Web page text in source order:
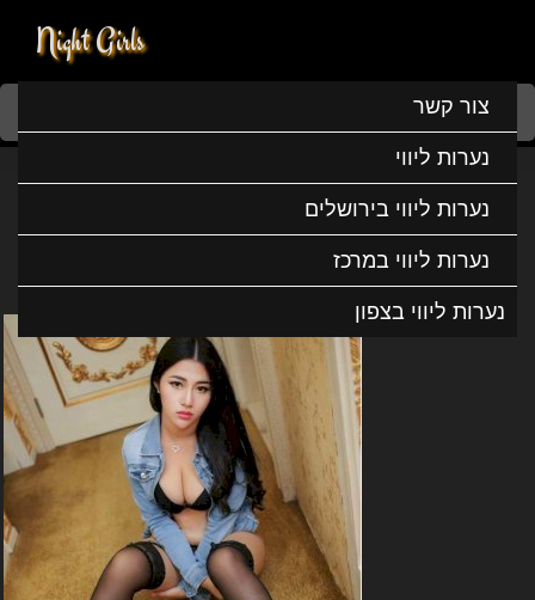
Night Girls
צור קשר
נערות ליווי
נערות ליווי בירושלים
נערות ליווי במרכז
נערות ליווי בצפון
Home נערות ליווי
עדי ילדה מטורפת
עדי ילדה מטורפת